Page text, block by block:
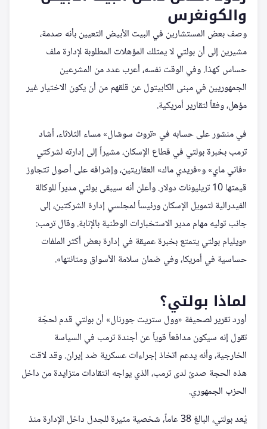
والكونغرس
وصف بعض المستشارين في البيت الأبيض التعيين بأنه صدمة،
مشيرين إلى أن بولتي لا يمتلك المؤهلات المطلوبة لإدارة ملف
حساس كهذا. وفي الوقت نفسه، أعرب عدد من المشرعين
الجمهوريين في مبنى الكابيتول عن قلقهم من أن يكون الاختيار غير
مؤهل، وفقاً لتقارير أمريكية.
في منشور على حسابه في «تروث سوشال» مساء الثلاثاء، أشاد
ترمب بخبرة بولتي في قطاع الإسكان، مشيراً إلى إدارته لشركتي
«فاني ماي» و«فريدي ماك» العقاريتين، وإشرافه على أصول تتجاوز
قيمتها 10 تريليونات دولار. وأعلن أنه سيبقى بولتي مديراً للوكالة
الفيدرالية لتمويل الإسكان ورئيساً لمجلسي إدارة الشركتين، إلى
جانب توليه مهام مدير الاستخبارات الوطنية بالإنابة. وقال ترمب:
«ويليام بولتي يتمتع بخبرة عميقة في إدارة بعض أكثر الملفات
حساسية في أمريكا، وفي ضمان سلامة الأسواق ومتانتها».
لماذا بولتي؟
أورد تقرير لصحيفة «وول ستريت جورنال» أن بولتي قدم لحجّة
تقول إنه سيكون مدافعاً قوياً عن أجندة ترمب في السياسة
الخارجية، وأنه يدعم اتخاذ إجراءات عسكرية ضد إيران. وقد لاقت
هذه الحجة صدىً لدى ترمب، الذي يواجه انتقادات متزايدة من داخل
الحزب الجمهوري.
يُعد بولتي، البالغ 38 عاماً، شخصية مثيرة للجدل داخل الإدارة منذ